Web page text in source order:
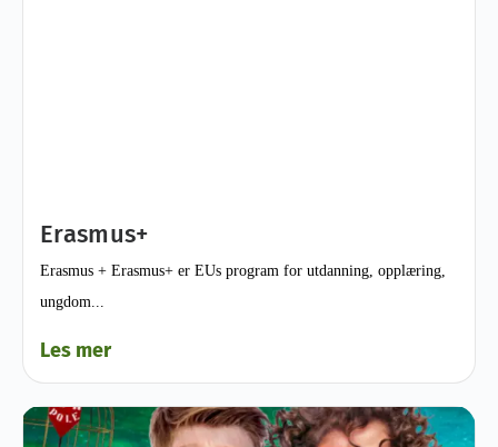
Erasmus+
Erasmus + Erasmus+ er EUs program for utdanning, opplæring,
ungdom...
Les mer